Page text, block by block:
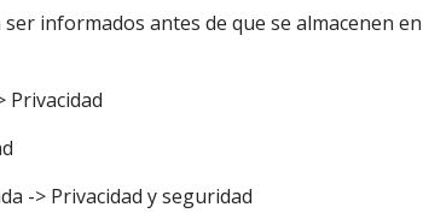
informados antes de que se almacenen
Privacidad
-> Privacidad y seguridad